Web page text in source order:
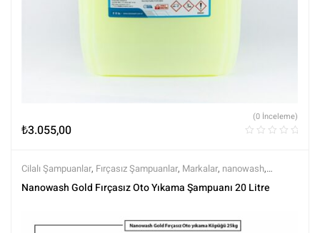
₺3.055,00
(0 İnceleme)
Cilalı Şampuanlar, Fırçasız Şampuanlar, Markalar, nanowash,
Şampuanlar ,Tüm Ürünler,Tüm Ürünler,Yıkama Ürünleri
Nanowash Gold Fırçasız Oto Yıkama Şampuanı 20 Litre